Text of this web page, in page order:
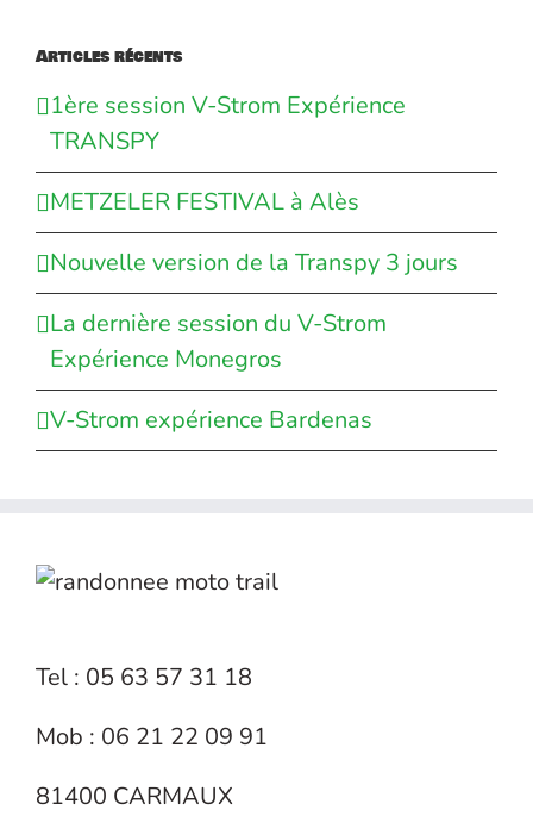
Articles récents
1ère session V-Strom Expérience
TRANSPY
METZELER FESTIVAL à Alès
Nouvelle version de la Transpy 3 jours
La dernière session du V-Strom
Expérience Monegros
V-Strom expérience Bardenas
Tel : 05 63 57 31 18
Mob : 06 21 22 09 91
81400 CARMAUX